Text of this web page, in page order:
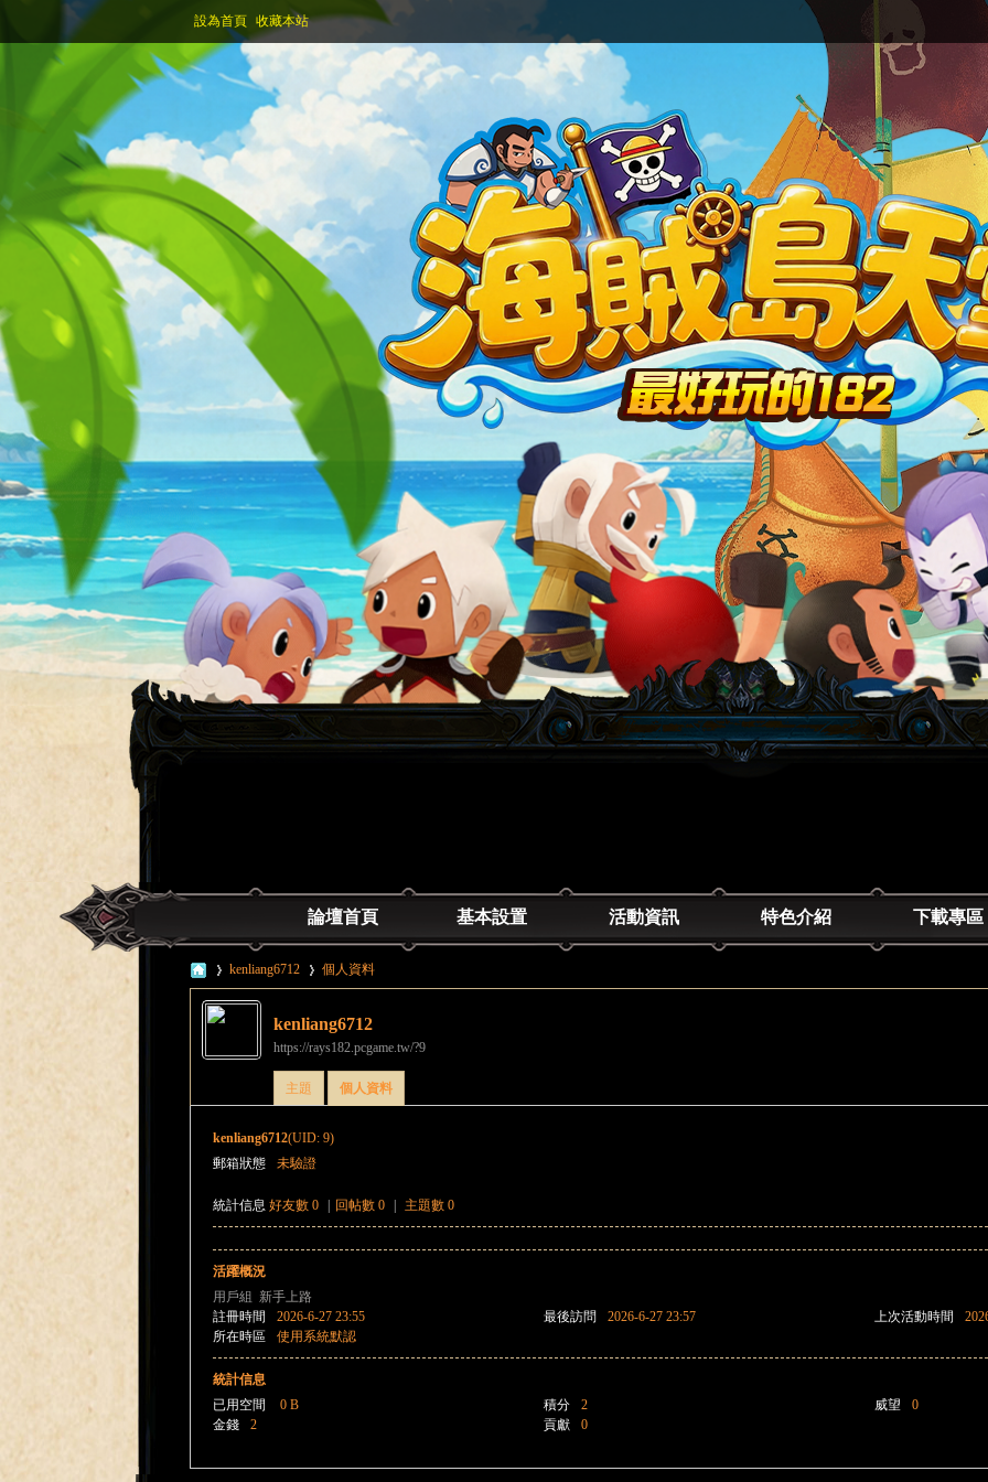
設為首頁 收藏本站
論壇首頁 基本設置 活動資訊 特色介紹 下載專區
›
kenliang6712 個人資料
kenliang6712
https://rays182.pcgame.tw/?9
主題 個人資料
kenliang6712(UID: 9)
郵箱狀態
未驗證
統計信息 好友數 0 回帖數 0 主題數 0
活躍概況
用戶組 新手上路
註冊時間
2026-6-27 23:55 最後訪問 2026-6-27 23:57 上次活動時間
所在時區
使用系統默認
統計信息
已用空間
0 B 積分 2 威望
0
金錢
2 貢獻 0